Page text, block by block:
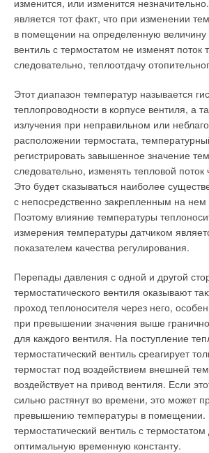
изменится, или изменится
является тот факт, что при изменении
в помещении на определенную величину
вентиль с термостатом не изменят поток
следовательно, теплоотдачу
Этот диапазон температур называется
теплопроводности в корпусе вентиля, а
излучения при неправильном или
расположении термостата,
регистрировать завышенное значение
следовательно, изменять тепловой поток
Это будет сказываться наиболее
с непосредственно закрепленным на нем
Поэтому влияние температуры
измерения температуры датчиком
показателем качества регулирования.
Перепады давления с одной и другой
термостатического вентиля оказывают
проход теплоносителя через него,
при превышении значения выше
для каждого вентиля. На поступление
термостатический вентиль среагирует
термостат под воздействием внешней
воздействует на привод вентиля. Если
сильно растянут во времени, это может
превышению температуры в помещении.
термостатический вентиль с
оптимальную временную константу.